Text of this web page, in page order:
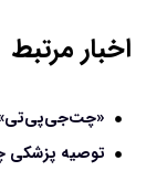
اخبار مرتبط
«چت‌جی‌پی‌تی»
توصیه